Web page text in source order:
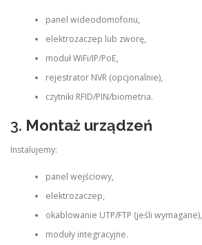
panel wideodomofonu,
elektrozaczep lub zworę,
moduł WiFi/IP/PoE,
rejestrator NVR (opcjonalnie),
czytniki RFID/PIN/biometria.
3. Montaż urządzeń
Instalujemy:
panel wejściowy,
elektrozaczep,
okablowanie UTP/FTP (jeśli wymagane),
moduły integracyjne.